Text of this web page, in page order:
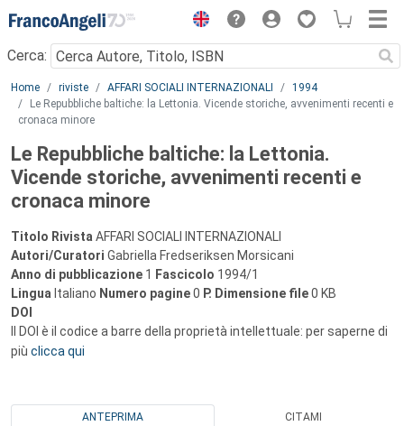
Menu
Cerca:
Main content
Home riviste AFFARI SOCIALI INTERNAZIONALI
1994
Le Repubbliche baltiche: la Lettonia. Vicende storiche, avvenimenti recenti e
cronaca minore
Le Repubbliche baltiche: la Lettonia.
Vicende storiche, avvenimenti recenti e
cronaca minore
Titolo Rivista AFFARI SOCIALI INTERNAZIONALI
Autori/Curatori Gabriella Fredseriksen Morsicani
Anno di pubblicazione 1 Fascicolo 1994/1
Lingua Italiano Numero pagine0 P. Dimensione file0 KB
DOI
Il DOI è il codice a barre della proprietà intellettuale: per saperne di
più clicca qui
ANTEPRIMA CITAMI